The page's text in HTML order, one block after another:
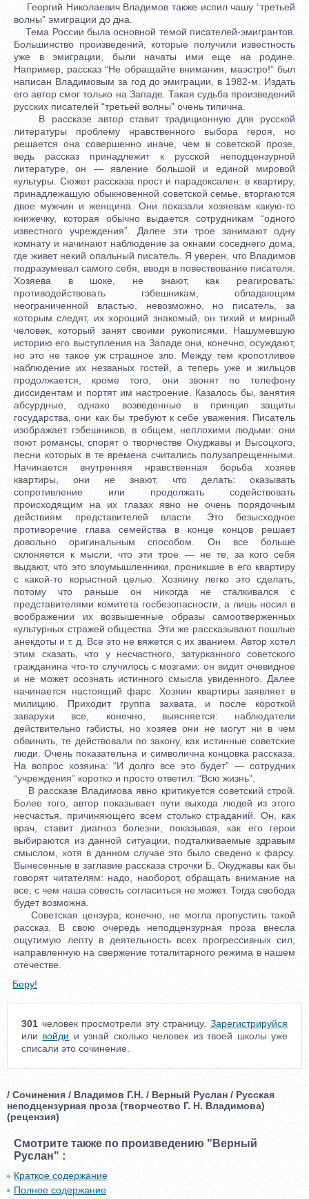
Георгий Николаевич Владимов также испил чашу “третьей
волны” эмиграции до дна.
Тема России была основной темой писателей-эмигрантов.
Большинство произведений, которые получили известность
уже в эмиграции, были начаты ими еще на родине.
Например, рассказ “Не обращайте внимания, маэстро!” был
написан Владимовым за год до эмиграции, в 1982-м. Издать
его автор смог только на Западе. Такая судьба произведений
русских писателей “третьей волны” очень типична.
В рассказе автор ставит традиционную для русской
литературы проблему нравственного выбора героя, но
решается она совершенно иначе, чем в советской прозе,
ведь рассказ принадлежит к русской неподцензурной
литературе, он — явление большой и единой мировой
культуры. Сюжет рассказа прост и парадоксален: в квартиру,
принадлежащую обыкновенной советской семье, вторгаются
двое мужчин и женщина. Они показали хозяевам какую-то
книжечку, которая обычно выдается сотрудникам “одного
известного учреждения”. Далее эти трое занимают одну
комнату и начинают наблюдение за окнами соседнего дома,
где живет некий опальный писатель. Я уверен, что Владимов
подразумевал самого себя, вводя в повествование писателя.
Хозяева в шоке, не знают, как реагировать:
противодействовать гэбешникам, обладающим
неограниченной властью, невозможно, но писатель, за
которым следят, их хороший знакомый, он тихий и мирный
человек, который занят своими рукописями. Нашумевшую
историю его выступления на Западе они, конечно, осуждают,
но это не такое уж страшное зло. Между тем кропотливое
наблюдение их незваных гостей, а теперь уже и жильцов
продолжается, кроме того, они звонят по телефону
диссидентам и портят им настроение. Казалось бы, занятия
абсурдные, однако возведенные в принцип защиты
государства, они как бы требуют к себе уважения. Писатель
изображает гэбешников, в общем, неплохими людьми: они
поют романсы, спорят о творчестве Окуджавы и Высоцкого,
песни которых в те времена считались полузапрещенными.
Начинается внутренняя нравственная борьба хозяев
квартиры, они не знают, что делать: оказывать
сопротивление или продолжать содействовать
происходящим на их глазах явно не очень порядочным
действиям представителей власти. Это безысходное
противоречие глава семейства в конце концов решает
довольно оригинальным способом. Он все больше
склоняется к мысли, что эти трое — не те, за кого себя
выдают, что это злоумышленники, проникшие в его квартиру
с какой-то корыстной целью. Хозяину легко это сделать,
потому что раньше он никогда не сталкивался с
представителями комитета госбезопасности, а лишь носил в
воображении их возвышенные образы самоотверженных
культурных стражей общества. Эти же рассказывают пошлые
анекдоты и т. д. Все это не вяжется с их званием. Автор хотел
этим сказать, что у несчастного, затурканного советского
гражданина что-то случилось с мозгами: он видит очевидное
и не может осознать истинного смысла увиденного. Далее
начинается настоящий фарс. Хозяин квартиры заявляет в
милицию. Приходит группа захвата, и после короткой
заварухи все, конечно, выясняется: наблюдатели
действительно гэбисты, но хозяев они не могут ни в чем
обвинить, те действовали по закону, как истинные советские
люди. Очень показательна и символична концовка рассказа.
На вопрос хозяина: “И долго все это будет” — сотрудник
“учреждения” коротко и просто ответил: “Всю жизнь”.
В рассказе Владимова явно критикуется советский строй.
Более того, автор показывает пути выхода людей из этого
несчастья, причиняющего всем столько страданий. Он, как
врач, ставит диагноз болезни, показывая, как его герои
выбираются из данной ситуации, подталкиваемые здравым
смыслом, хотя в данном случае это было сведено к фарсу.
Вынесенные в заглавие рассказа строчки Б. Окуджавы как бы
говорят читателям: надо, наоборот, обращать внимание на
все, с чем наша совесть согласиться не может. Тогда свобода
будет возможна.
Советская цензура, конечно, не могла пропустить такой
рассказ. В свою очередь неподцензурная проза внесла
ощутимую лепту в деятельность всех прогрессивных сил,
направленную на свержение тоталитарного режима в нашем
отечестве.
Беру!
301 человек просмотрели эту страницу. Зарегистрируйся
или войди и узнай сколько человек из твоей школы уже
списали это сочинение.
/ Сочинения / Владимов Г.Н. / Верный Руслан / Русская
неподцензурная проза (творчество Г. Н. Владимова)
(рецензия)
Смотрите также по произведению "Верный
Руслан" :
Краткое содержание
Полное содержание